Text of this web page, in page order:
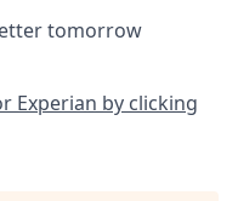
tomorrow
Experian by clicking